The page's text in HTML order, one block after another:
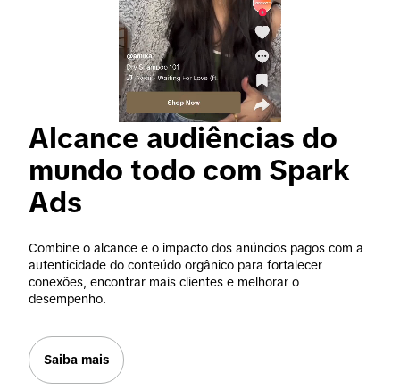
Alcance audiências do
mundo todo com Spark
Ads
Combine o alcance e o impacto dos anúncios pagos com a
autenticidade do conteúdo orgânico para fortalecer
conexões, encontrar mais clientes e melhorar o
desempenho.
Saiba mais